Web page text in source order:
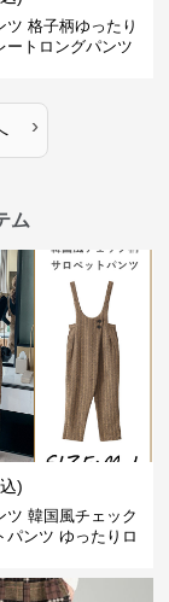
ツ 格子柄ゆったり
ートロングパンツ
›
ム
)
ツ 韓国風チェック
パンツ ゆったりロ